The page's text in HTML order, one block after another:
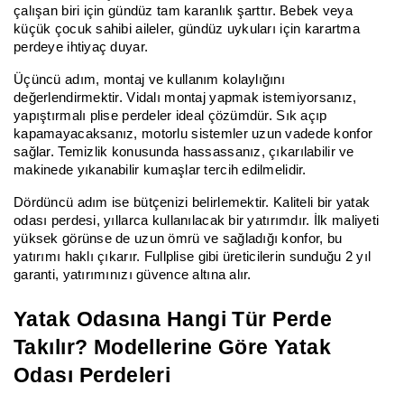
çalışan biri için gündüz tam karanlık şarttır. Bebek veya
küçük çocuk sahibi aileler, gündüz uykuları için karartma
perdeye ihtiyaç duyar.
Üçüncü adım, montaj ve kullanım kolaylığını
değerlendirmektir. Vidalı montaj yapmak istemiyorsanız,
yapıştırmalı plise perdeler ideal çözümdür. Sık açıp
kapamayacaksanız, motorlu sistemler uzun vadede konfor
sağlar. Temizlik konusunda hassassanız, çıkarılabilir ve
makinede yıkanabilir kumaşlar tercih edilmelidir.
Dördüncü adım ise bütçenizi belirlemektir. Kaliteli bir yatak
odası perdesi, yıllarca kullanılacak bir yatırımdır. İlk maliyeti
yüksek görünse de uzun ömrü ve sağladığı konfor, bu
yatırımı haklı çıkarır. Fullplise gibi üreticilerin sunduğu 2 yıl
garanti, yatırımınızı güvence altına alır.
Yatak Odasına Hangi Tür Perde
Takılır? Modellerine Göre Yatak
Odası Perdeleri